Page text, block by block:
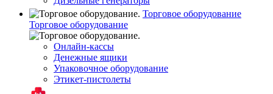
Торговое оборудование
Торговое оборудование
Онлайн-кассы
Денежные ящики
Упаковочное оборудование
Этикет-пистолеты